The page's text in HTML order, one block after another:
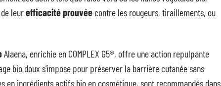
leurefficacité prouvée contre les rougeurs, tiraillements, ou
Alaena, enrichie en COMPLEX G5®, offre une action repulpante
bio doux s’impose pour préserver la barrière cutanée sans
en ingrédients actifs bio en cosmétique, sont recommandés dans